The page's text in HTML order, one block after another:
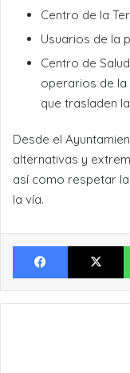
Centro de la
Usuarios de la
Centro de
operarios de la
que trasladen
Desde el
alternativas y
así como respetar
la vía.
Facebook X